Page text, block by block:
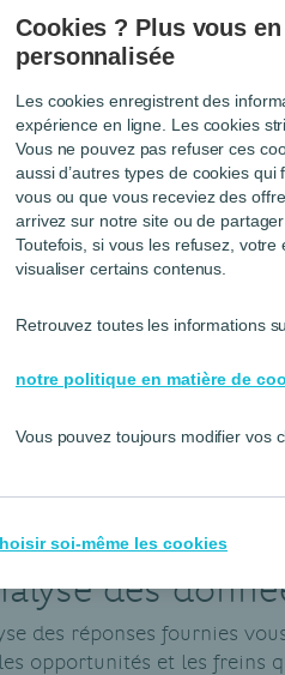
pour les
réaliser
d’un guide pour votre
Vous trouverez aussi
que vous pourrez ensuite
pour
passer du temps sur
à progresser dans votre
soigneusement les
une liste de
vos questionnaires
des
des réponses fournies
opportunités et les freins
Cookies ? Plus vous
personnalisée
Les cookies enregistrent des
expérience en ligne. Les cookies
Vous ne pouvez pas refuser ces
aussi d’autres types de cookies
vous ou que vous receviez des
arrivez sur notre site ou de
Toutefois, si vous les refusez,
visualiser certains contenus.
Retrouvez toutes les informations
notre politique en matière de
Vous pouvez toujours modifier vos
soi-même les cookies